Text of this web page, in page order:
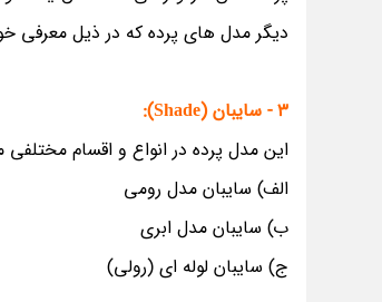
دیگر مدل های پرده که در ذیل معرفی
3 - سایبان (Shade):
این مدل پرده در انواع و اقسام مختلفی
الف) سایبان مدل رومی
ب) سایبان مدل ابری
ج) سایبان لوله ای (رولی)